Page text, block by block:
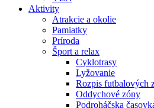
Aktivity
Atrakcie a okolie
Pamiatky
Príroda
Šport a relax
Cyklotrasy
Lyžovanie
Rozpis futbalových
Oddychové zóny
Podroháčska